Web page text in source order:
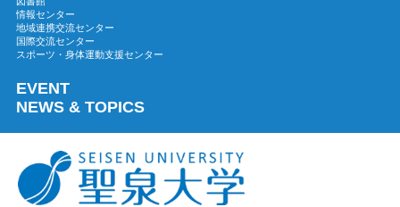
2023年05月
2023年04月
2023年03月
2023年01月
2022年11月
2022年10月
2022年09月
情報センター
地域連携交流センター
国際交流センター
スポーツ・身体運動支援センター
EVENT
NEWS & TOPICS